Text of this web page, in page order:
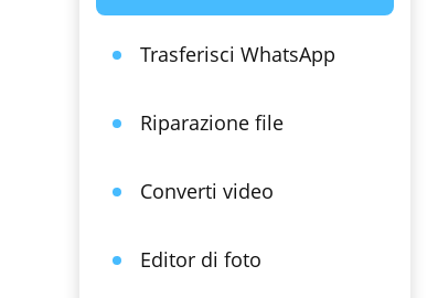
Trasferisci WhatsApp
Riparazione file
Converti video
Editor di foto